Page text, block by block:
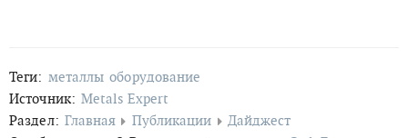
Теги: металлы оборудование
Источник: Metals Expert
Раздел: Главная Публикации
Дайджест